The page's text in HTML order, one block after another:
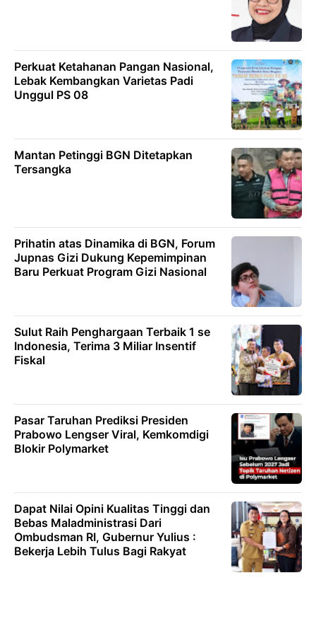
Perkuat Ketahanan Pangan Nasional,
Lebak Kembangkan Varietas Padi
Unggul PS 08
Mantan Petinggi BGN Ditetapkan
Tersangka
Prihatin atas Dinamika di BGN, Forum
Jupnas Gizi Dukung Kepemimpinan
Baru Perkuat Program Gizi Nasional
Sulut Raih Penghargaan Terbaik 1 se
Indonesia, Terima 3 Miliar Insentif
Fiskal
Pasar Taruhan Prediksi Presiden
Prabowo Lengser Viral, Kemkomdigi
Blokir Polymarket
Dapat Nilai Opini Kualitas Tinggi dan
Bebas Maladministrasi Dari
Ombudsman RI, Gubernur Yulius :
Bekerja Lebih Tulus Bagi Rakyat